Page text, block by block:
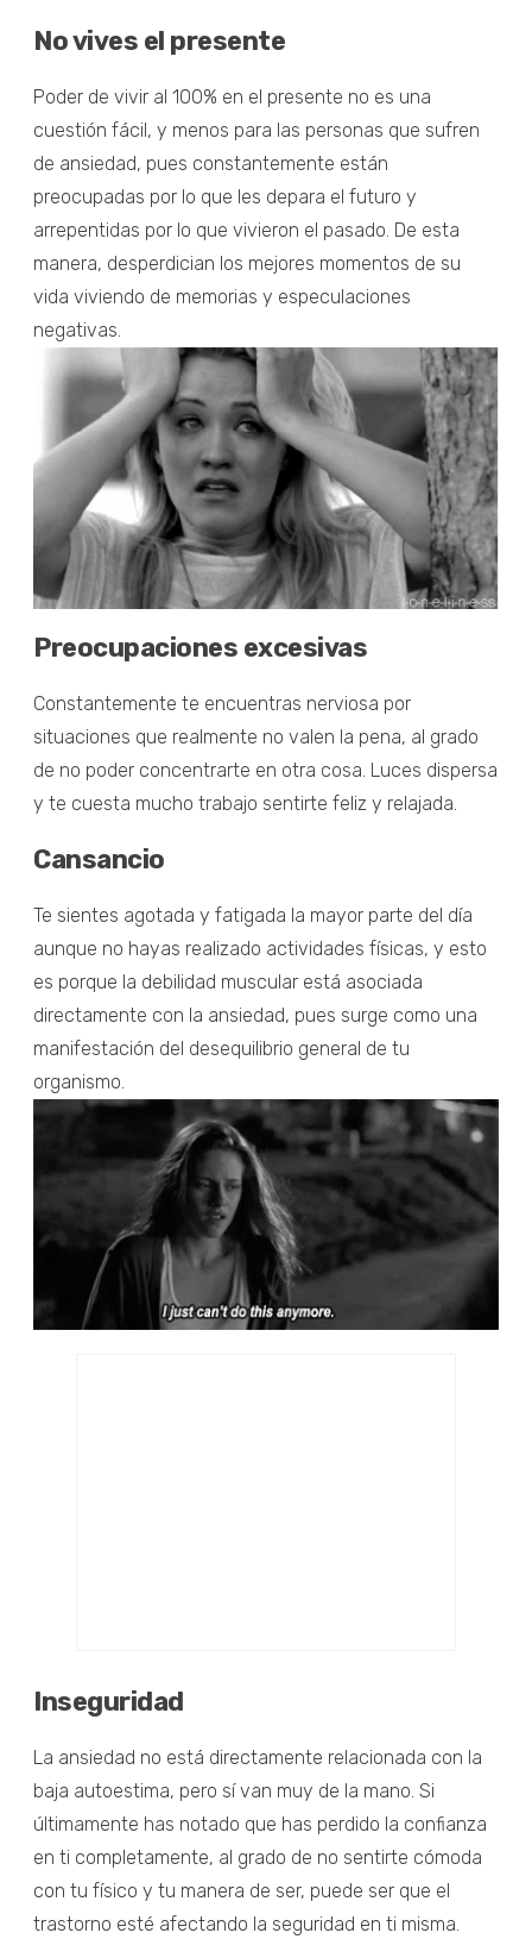
No vives el presente
Poder de vivir al 100% en el presente no es una
cuestión fácil, y menos para las personas que sufren
de ansiedad, pues constantemente están
preocupadas por lo que les depara el futuro y
arrepentidas por lo que vivieron el pasado. De esta
manera, desperdician los mejores momentos de su
vida viviendo de memorias y especulaciones
negativas.
Preocupaciones excesivas
Constantemente te encuentras nerviosa por
situaciones que realmente no valen la pena, al grado
de no poder concentrarte en otra cosa. Luces dispersa
y te cuesta mucho trabajo sentirte feliz y relajada.
Cansancio
Te sientes agotada y fatigada la mayor parte del día
aunque no hayas realizado actividades físicas, y esto
es porque la debilidad muscular está asociada
directamente con la ansiedad, pues surge como una
manifestación del desequilibrio general de tu
organismo.
Inseguridad
La ansiedad no está directamente relacionada con la
baja autoestima, pero sí van muy de la mano. Si
últimamente has notado que has perdido la confianza
en ti completamente, al grado de no sentirte cómoda
con tu físico y tu manera de ser, puede ser que el
trastorno esté afectando la seguridad en ti misma.